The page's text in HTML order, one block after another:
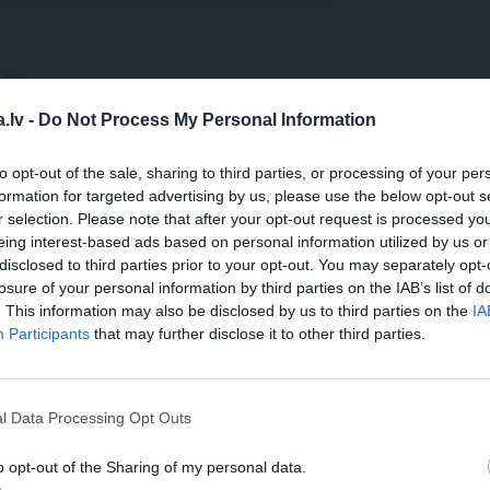
- Do Not Process My Personal Information
opt-out of the sale, sharing to third parties, or processing of your
for targeted advertising by us, please use the below opt-out
selection. Please note that after your opt-out request is processed
interest-based ads based on personal information utilized by us
to third parties prior to your opt-out. You may separately
of your personal information by third parties on the IAB’s list of
This information may also be disclosed by us to third parties on the
Participants that may further disclose it to other third parties.
Data Processing Opt Outs
opt-out of the Sharing of my personal data.
MEDICĪNA DERMĀLIE FILLERI LŪPAS
AKTUĀLI
autortiesību objekts Autortiesību likuma izpratnē, un tā
lasišeit